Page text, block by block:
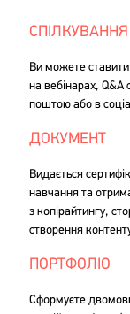
СПІЛКУВАННЯ
Ви можете
на вебінарах, Q&A
поштою або в
ДОКУМЕНТ
Видається
навчання та
з копірайтингу,
створення
ПОРТФОЛІО
Сформуєте